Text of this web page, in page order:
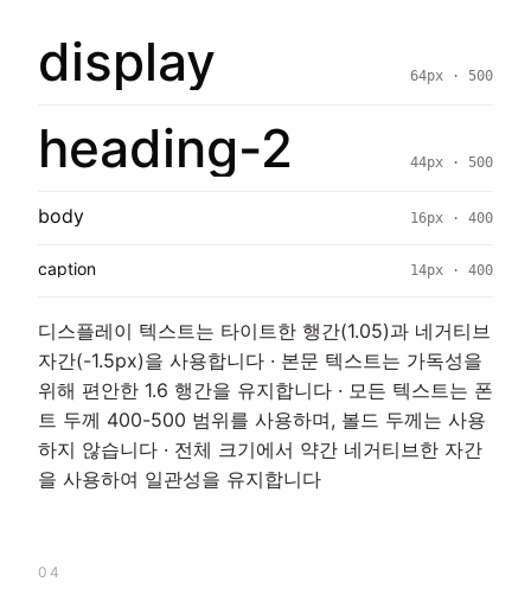
display 64px · 500
heading-2 44px · 500
body 16px · 400
caption 14px · 400
디스플레이 텍스트는 타이트한 행간(1.05)과 네거티브
자간(-1.5px)을 사용합니다 · 본문 텍스트는 가독성을
위해 편안한 1.6 행간을 유지합니다 · 모든 텍스트는 폰
트 두께 400-500 범위를 사용하며, 볼드 두께는 사용
하지 않습니다 · 전체 크기에서 약간 네거티브한 자간
을 사용하여 일관성을 유지합니다
04